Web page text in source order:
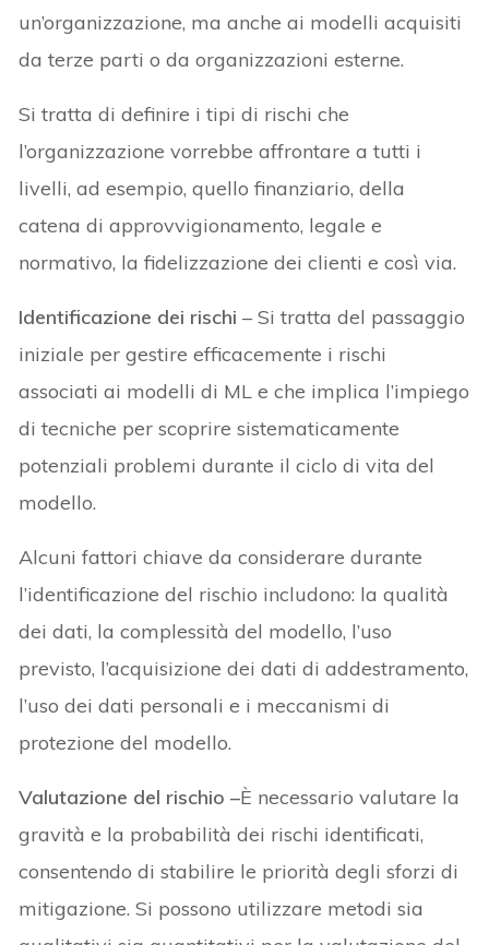
un’organizzazione, ma anche ai modelli acquisiti
da terze parti o da organizzazioni esterne.
Si tratta di definire i tipi di rischi che
l’organizzazione vorrebbe affrontare a tutti i
livelli, ad esempio, quello finanziario, della
catena di approvvigionamento, legale e
normativo, la fidelizzazione dei clienti e così via.
Identificazione dei rischi – Si tratta del passaggio
iniziale per gestire efficacemente i rischi
associati ai modelli di ML e che implica l’impiego
di tecniche per scoprire sistematicamente
potenziali problemi durante il ciclo di vita del
modello.
Alcuni fattori chiave da considerare durante
l’identificazione del rischio includono: la qualità
dei dati, la complessità del modello, l’uso
previsto, l’acquisizione dei dati di addestramento,
l’uso dei dati personali e i meccanismi di
protezione del modello.
Valutazione del rischio –È necessario valutare la
gravità e la probabilità dei rischi identificati,
consentendo di stabilire le priorità degli sforzi di
mitigazione. Si possono utilizzare metodi sia